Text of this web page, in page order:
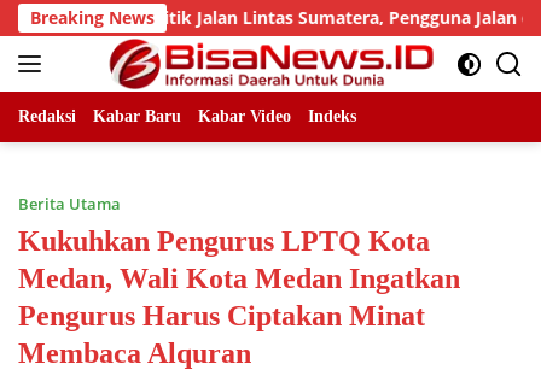
Skip
to
content
Breaking News
Titik Jalan Lintas Sumatera, Pengguna Jalan diimbau
Redaksi Kabar Baru Kabar Video Indeks
Berita Utama
Kukuhkan Pengurus LPTQ Kota
Medan, Wali Kota Medan Ingatkan
Pengurus Harus Ciptakan Minat
Membaca Alquran